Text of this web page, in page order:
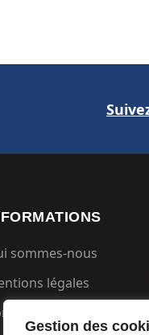
Gestion des
sommes-nous
légales
générales